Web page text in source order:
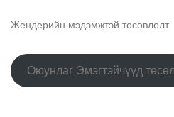
Жендерийн мэдэмжтэй төсөвлөлт
Оюунлаг Эмэгтэйчүүд төсөл